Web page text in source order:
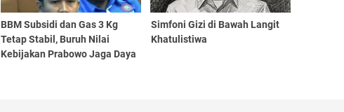
BBM Subsidi dan Gas 3 Kg
Tetap Stabil, Buruh Nilai
Kebijakan Prabowo Jaga Daya
​Simfoni Gizi di Bawah Langit
Khatulistiwa